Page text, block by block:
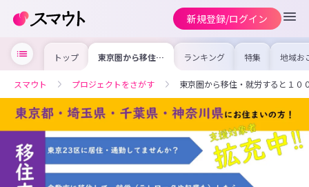
新規登録/ログイン
トップ 東京圏から移住・
就労すると１００
倉敷市移住支援金
のお知らせ〜
ランキング 特集 地域お
の求
を集め
事内容
を比較
合った
スマウト プロジェクトをさがす 東京圏から移住・就労すると１